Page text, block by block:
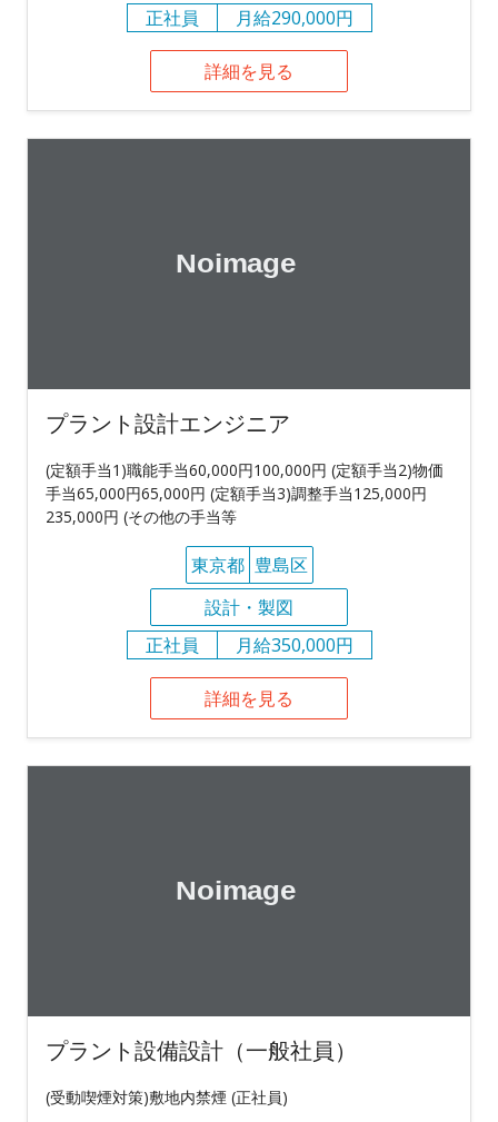
正社員 月給290,000円
詳細を見る
プラント設計エンジニア
(定額手当1)職能手当60,000円100,000円 (定額手当2)物価
手当65,000円65,000円 (定額手当3)調整手当125,000円
235,000円 (その他の手当等
東京都 豊島区
設計・製図
正社員
月給350,000円
詳細を見る
プラント設備設計（一般社員）
(受動喫煙対策)敷地内禁煙 (正社員)